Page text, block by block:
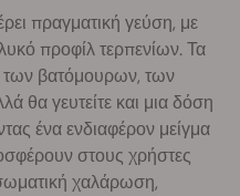
πραγματική γεύση, με
προφίλ τερπενίων. Τα
των βατόμουρων, των
θα γευτείτε και μια δόση
ένα ενδιαφέρον μείγμα
στους χρήστες
χαλάρωση,